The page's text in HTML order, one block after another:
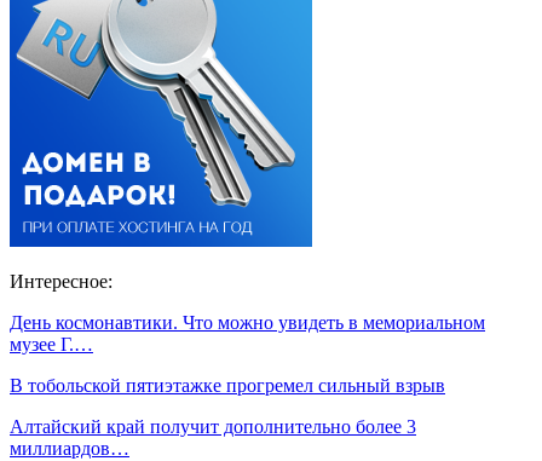
Интересное:
День космонавтики. Что можно увидеть в мемориальном
музее Г.…
В тобольской пятиэтажке прогремел сильный взрыв
Алтайский край получит дополнительно более 3
миллиардов…